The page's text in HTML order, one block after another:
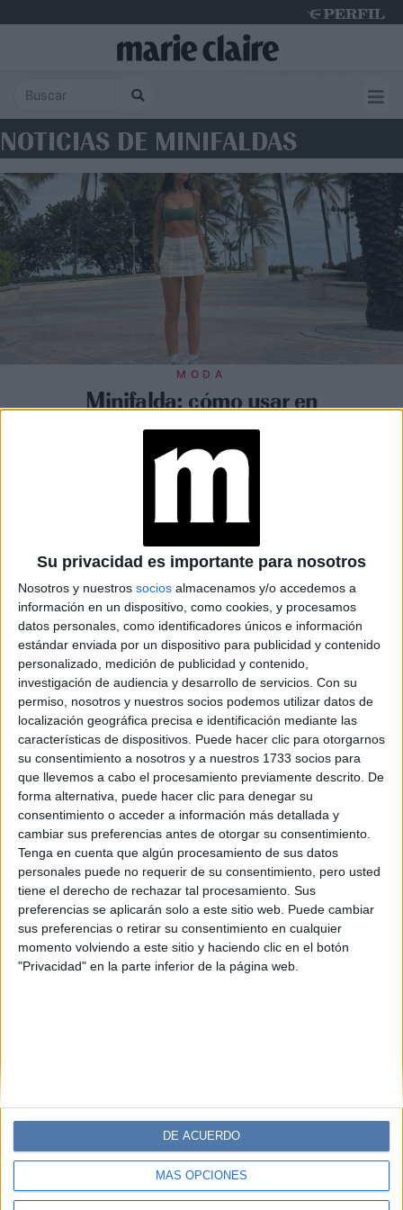
Su privacidad es importante para nosotros
Nosotros y nuestros socios almacenamos y/o accedemos a
información en un dispositivo, como cookies, y procesamos
datos personales, como identificadores únicos e información
estándar enviada por un dispositivo para publicidad y contenido
personalizado, medición de publicidad y contenido,
investigación de audiencia y desarrollo de servicios. Con su
permiso, nosotros y nuestros socios podemos utilizar datos de
localización geográfica precisa e identificación mediante las
características de dispositivos. Puede hacer clic para otorgarnos
su consentimiento a nosotros y a nuestros 1733 socios para
que llevemos a cabo el procesamiento previamente descrito. De
forma alternativa, puede hacer clic para denegar su
consentimiento o acceder a información más detallada y
cambiar sus preferencias antes de otorgar su consentimiento.
Tenga en cuenta que algún procesamiento de sus datos
personales puede no requerir de su consentimiento, pero usted
tiene el derecho de rechazar tal procesamiento. Sus
preferencias se aplicarán solo a este sitio web. Puede cambiar
sus preferencias o retirar su consentimiento en cualquier
momento volviendo a este sitio y haciendo clic en el botón
"Privacidad" en la parte inferior de la página web.
MÁS OPCIONES
DE ACUERDO
NOTICIAS DE MINIFALDAS
MODA
Minifalda: cómo usar en
verano 2026 la prenda
tendencia que regresa con un
giro aesthetic
Espacio Publicitario
MODA03-09-2024 10:38
Las 4 tendencias de moda de los años
90 que están de regreso
Los 90 sin duda marcaron un antes y un después en el
mundo de la moda. Te contamos cuáles son las
tendencias más fashion que regresaron para quedarse.
Diario Perfil Caras Noticias
Fortuna